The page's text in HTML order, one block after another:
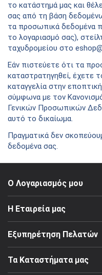
το κατάστημά μας και
σας από τη βάση
τα προσωπικά δεδομένα
το λογαριασμό σας),
ταχυδρομείου στο
Εάν πιστεύετε ότι τα
καταστρατηγηθεί, έχετε
καταγγελία στην
σύμφωνα με τον
Γενικών Προσωπικών
αυτό το δικαίωμα.
Πραγματικά δεν
δεδομένα σας.
Ο Λογαριασμός μου
Η Εταιρεία μας
Εξυπηρέτηση Πελατών
Τα Καταστήματα μας